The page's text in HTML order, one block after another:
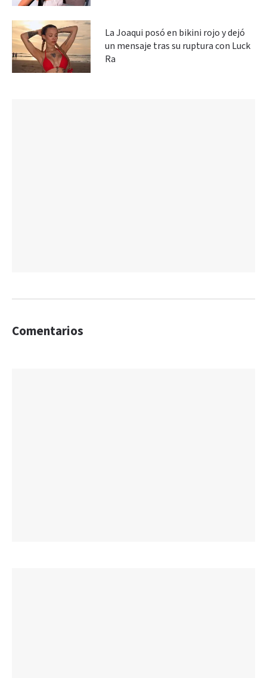
La Joaqui posó en bikini rojo y dejó
un mensaje tras su ruptura con Luck
Ra
Comentarios